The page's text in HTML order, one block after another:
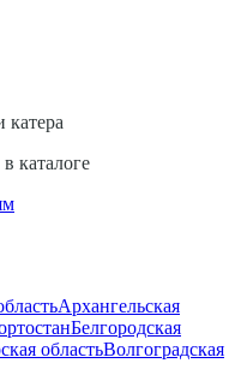
каталоге
Архангельская
Белгородская
областьВолгоградская